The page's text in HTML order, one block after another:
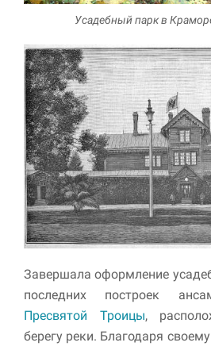
Усадебный парк в
Завершала оформление
последних построек
Пресвятой Троицы,
берегу реки. Благодаря